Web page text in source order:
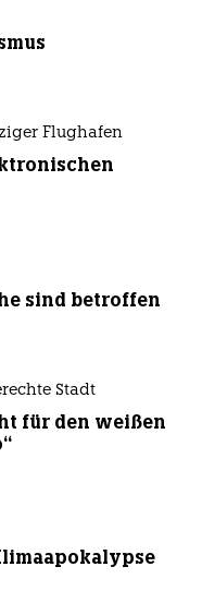
Flughafen
sind betroffen
Stadt
für den weißen